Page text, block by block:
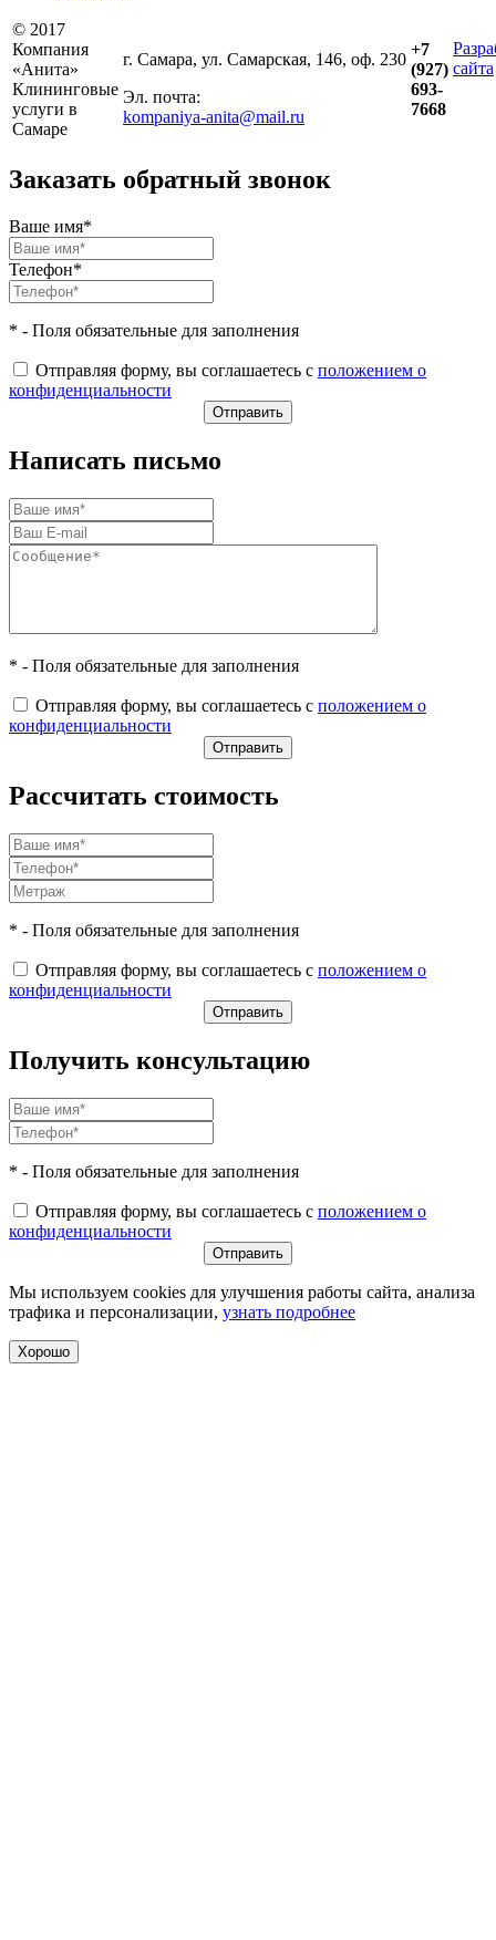
© 2017
Компания
«Анита»
Клининговые
услуги в
Самаре
г. Самара, ул. Самарская, 146, оф. 230
Эл. почта:
kompaniya-anita@mail.ru
+7
(927)
693-
7668
сайта
Заказать обратный звонок
Ваше имя*
Телефон*
* - Поля обязательные для заполнения
Отправляя форму, вы соглашаетесь с положением о
конфиденциальности
Написать письмо
* - Поля обязательные для заполнения
Отправляя форму, вы соглашаетесь с положением о
конфиденциальности
Рассчитать стоимость
* - Поля обязательные для заполнения
Отправляя форму, вы соглашаетесь с положением о
конфиденциальности
Получить консультацию
* - Поля обязательные для заполнения
Отправляя форму, вы соглашаетесь с положением о
конфиденциальности
Мы используем cookies для улучшения работы сайта, анализа
трафика и персонализации, узнать подробнее
Хорошо